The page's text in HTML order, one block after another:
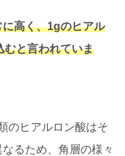
高く、1gのヒアル
むと言われていま
のヒアルロン酸はそ
るため、角層の様々